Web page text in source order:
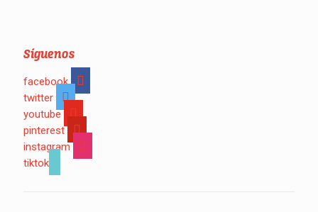
Síguenos
facebook
twitter
youtube
pinterest
instagram
tiktok